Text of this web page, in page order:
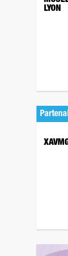
LYON